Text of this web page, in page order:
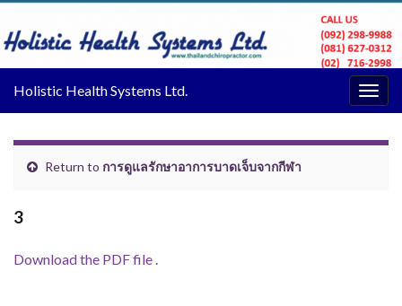
Holistic Health Systems Ltd.
Return to การดูแลรักษาอาการบาดเจ็บจากกีฬา
3
Download the PDF file .